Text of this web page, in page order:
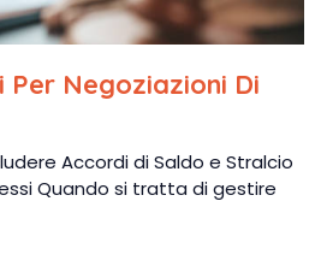
Negoziazioni Di
Accordi di Saldo e Stralcio
Quando si tratta di gestire